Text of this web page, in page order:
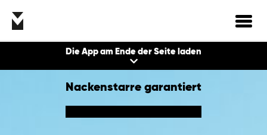
Die App am Ende der Seite laden
Nackenstarre garantiert